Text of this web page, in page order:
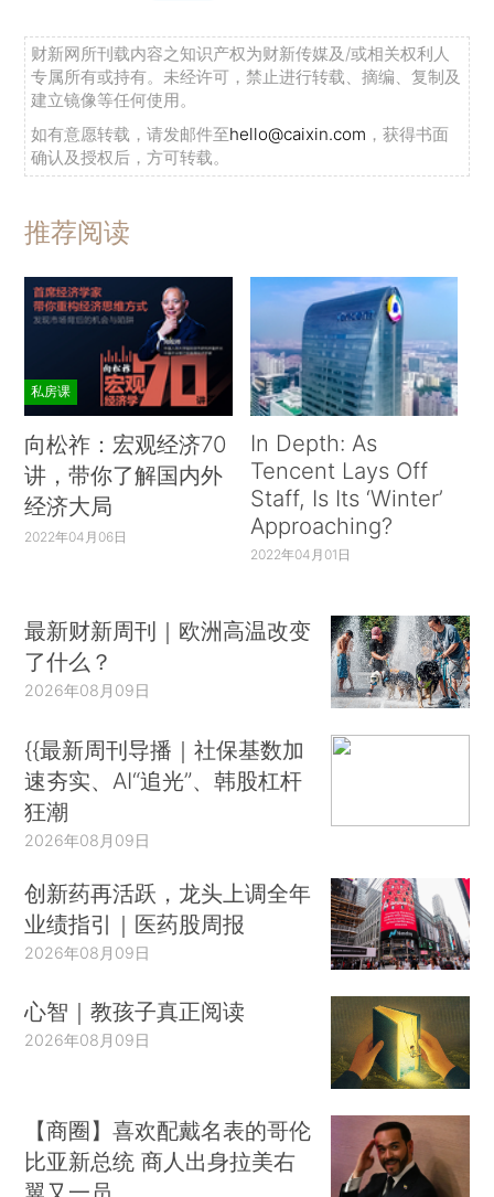
财新网所刊载内容之知识产权为财新传媒及/或相关权利人
专属所有或持有。未经许可，禁止进行转载、摘编、复制及
建立镜像等任何使用。
如有意愿转载，请发邮件至hello@caixin.com ，获得书面
确认及授权后，方可转载。
推荐阅读
私房课
向松祚：宏观经济70
讲，带你了解国内外
经济大局
2022年04月06日
In Depth: As
Tencent Lays Off
Staff, Is Its ‘Winter’
Approaching?
2022年04月01日
最新财新周刊｜欧洲高温改变
了什么？
2026年08月09日
{{最新周刊导播｜社保基数加
速夯实、AI“追光”、韩股杠杆
狂潮
2026年08月09日
创新药再活跃，龙头上调全年
业绩指引｜医药股周报
2026年08月09日
心智｜教孩子真正阅读
2026年08月09日
【商圈】喜欢配戴名表的哥伦
比亚新总统 商人出身拉美右